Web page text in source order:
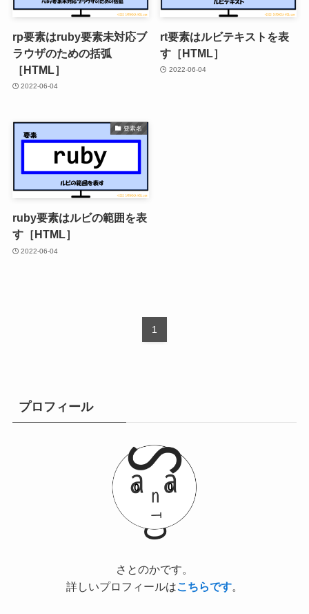
rp要素はruby要素未対応ブ
ラウザのための括弧
［HTML］
2022-06-04
rt要素はルビテキストを表
す［HTML］
2022-06-04
要素名
ruby要素はルビの範囲を表
す［HTML］
2022-06-04
1
プロフィール
さとのかです。
詳しいプロフィールはこちらです